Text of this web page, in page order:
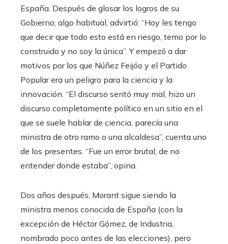
España. Después de glosar los logros de su
Gobierno, algo habitual, advirtió: “Hoy les tengo
que decir que todo esto está en riesgo, temo por lo
construido y no soy la única”. Y empezó a dar
motivos por los que Núñez Feijóo y el Partido
Popular era un peligro para la ciencia y la
innovación. “El discurso sentó muy mal, hizo un
discurso completamente político en un sitio en el
que se suele hablar de ciencia, parecía una
ministra de otro ramo o una alcaldesa”, cuenta uno
de los presentes. “Fue un error brutal, de no
entender donde estaba”, opina.
Dos años después, Morant sigue siendo la
ministra menos conocida de España (con la
excepción de Héctor Gómez, de Industria,
nombrado poco antes de las elecciones), pero